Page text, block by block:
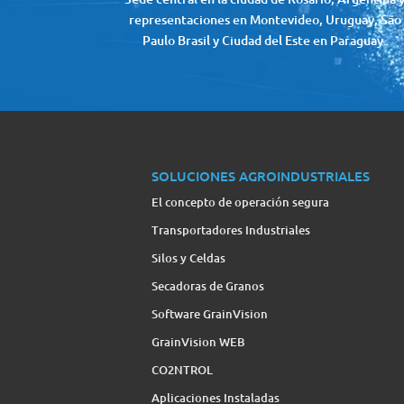
representaciones en Montevideo, Uruguay, São
Paulo Brasil y Ciudad del Este en Paraguay.
SOLUCIONES AGROINDUSTRIALES
El concepto de operación segura
Transportadores Industriales
Silos y Celdas
Secadoras de Granos
Software GrainVision
GrainVision WEB
CO2NTROL
Aplicaciones Instaladas